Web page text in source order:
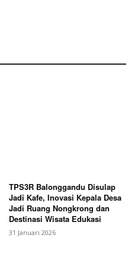
TPS3R Balonggandu Disulap
Jadi Kafe, Inovasi Kepala Desa
Jadi Ruang Nongkrong dan
Destinasi Wisata Edukasi
31 Januari 2026